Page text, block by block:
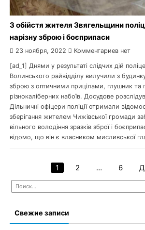
З обійстя жителя Звягельщини
нарізну зброю і боєприпаси
23 ноября, 2022 Комментариев нет
[ad_1] Днями у результаті слідчих дій
Волинського райвідділу вилучили з
зброю з оптичними прицілами, глушник та
різнокаліберних набоїв. Досудове
Дільничні офіцери поліції отримали
зберігання жителем Чижівської громади
вільного володіння зразків зброї і
відомо, що він є власником мисливської
по
1 2 … 6
Найти:
Свежие записи